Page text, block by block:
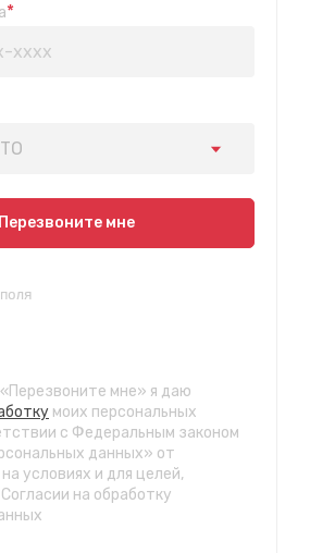
*
на карте
1 (при выезде из города в сторону
без выходных
96
выходных
Перезвоните мне
мне» я даю
моих персональных
с Федеральным законом
данных» от
условиях и для целей,
на обработку